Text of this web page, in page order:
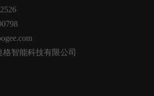
格智能科技有限公司